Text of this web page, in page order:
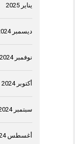
يناير 2025
ديسمبر 2024
نوفمبر 2024
أكتوبر 2024
سبتمبر 2024
أغسطس 2024